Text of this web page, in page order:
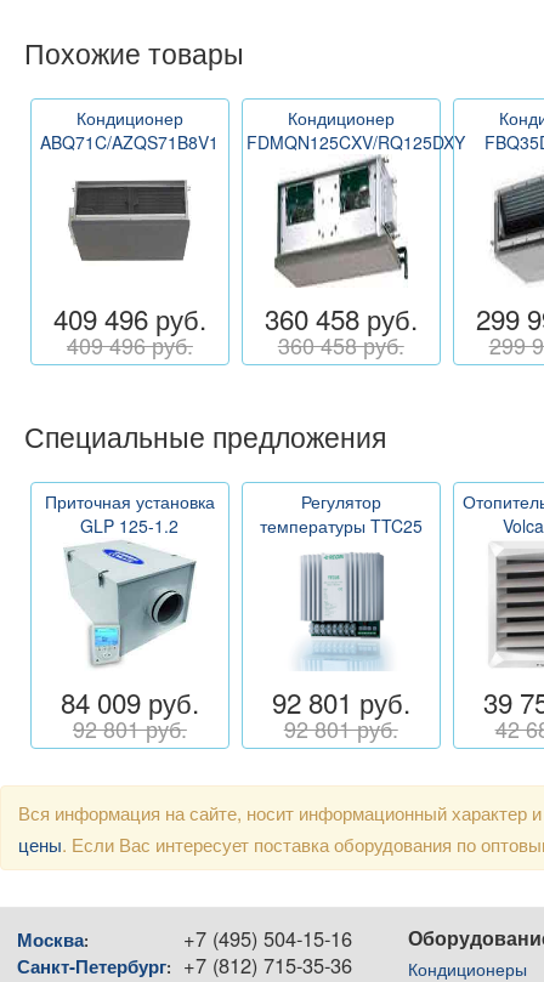
Похожие товары
Кондиционер
ABQ71C/AZQS71B8V1
409 496 руб.
409 496 руб.
Кондиционер
FDMQN125CXV/RQ125DXY
360 458 руб.
360 458 руб.
299
299
Специальные предложения
Приточная установка
GLP 125-1.2
84 009 руб.
92 801 руб.
Регулятор
температуры TTC25
92 801 руб.
92 801 руб.
39
42
Вся информация на сайте, носит информационный
цены. Если Вас интересует поставка оборудования по
Москва: +7 (495) 504-15-16
Санкт-Петербург: +7 (812) 715-35-36
Кондиционеры